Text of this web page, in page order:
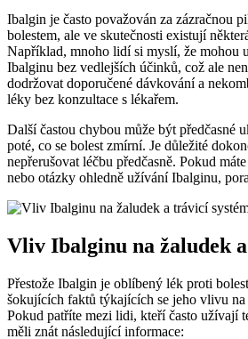
Ibalgin je často považován za zázračnou
bolestem, ale ve skutečnosti existují
Například, mnoho lidí si myslí, že mohou
Ibalginu bez vedlejších účinků, což ale
dodržovat doporučené dávkování a
léky bez konzultace s lékařem.
Další častou chybou může být předčasné
poté, co se bolest zmírní. Je důležité
nepřerušovat léčbu předčasně. Pokud
nebo otázky ohledně užívání Ibalginu,
Vliv Ibalginu na žaludek
Přestože Ibalgin je oblíbený lék proti
šokujících faktů týkajících se jeho vlivu na
Pokud patříte mezi lidi, kteří často užívají
měli znát následující informace: